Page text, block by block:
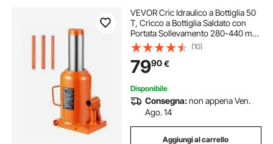
VEVOR Cric Idraulico a Bottiglia 50
T, Cricco a Bottiglia Saldato con
Portata Sollevamento 280-440 mm
e Maniglia Lunga a 3 Sezioni, Cric
per Pick-Up, Camper, Riparazioni
Auto, Ingegneria Industriale
(10)
7990€
Disponibile
Consegna:non appena Ven.
Ago. 14
Aggiungi al carrello